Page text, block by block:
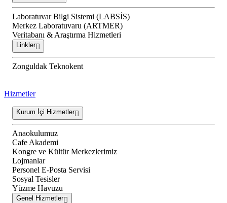
Laboratuvar Bilgi Sistemi (LABSİS)
Merkez Laboratuvaru (ARTMER)
Veritabanı & Araştırma Hizmetleri
Linkler
Zonguldak Teknokent
Hizmetler
Kurum İçi Hizmetler
Anaokulumuz
Cafe Akademi
Kongre ve Kültür Merkezlerimiz
Lojmanlar
Personel E-Posta Servisi
Sosyal Tesisler
Yüzme Havuzu
Genel Hizmetler